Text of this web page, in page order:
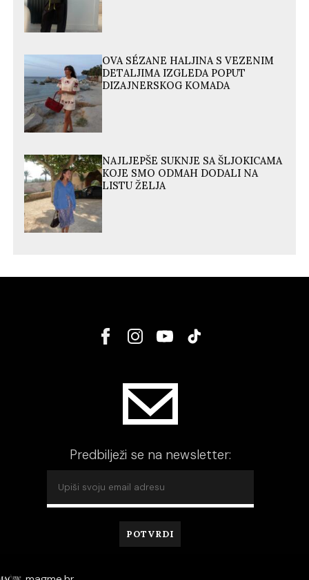
OVA SÉZANE HALJINA S VEZENIM
DETALJIMA IZGLEDA POPUT
DIZAJNERSKOG KOMADA
NAJLJEPŠE SUKNJE SA ŠLJOKICAMA
KOJE SMO ODMAH DODALI NA
LISTU ŽELJA
Predbilježi se na newsletter: